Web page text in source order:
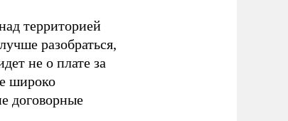
территорией
разобраться,
не о плате за
широко
договорные